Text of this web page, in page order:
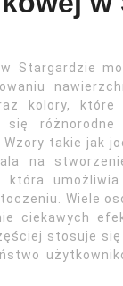
Stargardzie
kolory, które
się
takie jak
na
która
Wiele
ciekawych
stosuje